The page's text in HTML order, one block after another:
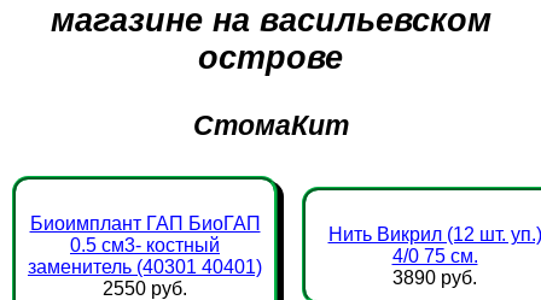
магазине на васильевском
острове
СтомаКит
Биоимплант ГАП БиоГАП
0.5 см3- костный
заменитель (40301 40401)
2550 руб.
Нить Викрил (12 шт. уп.)
4/0 75 см.
3890 руб.